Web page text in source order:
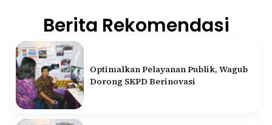
Berita Rekomendasi
Optimalkan Pelayanan Publik, Wagub
Dorong SKPD Berinovasi